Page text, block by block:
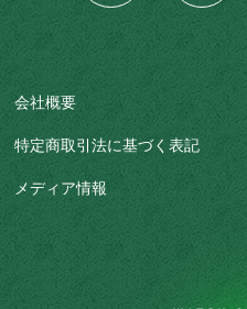
会社概要
特定商取引法に基づく表記
メディア情報